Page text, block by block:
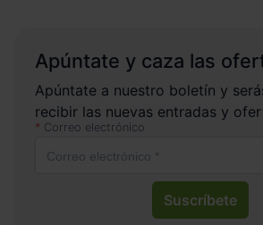
Apúntate y caza las
Apúntate a nuestro boletín y
recibir las nuevas entradas y
Correo electrónico
Suscríbete